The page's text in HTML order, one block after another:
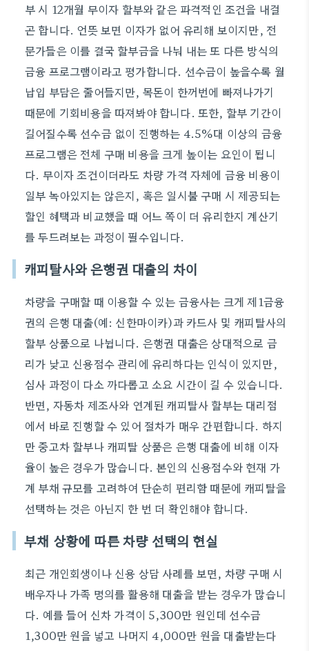
부 시 12개월 무이자 할부와 같은 파격적인 조건을 내걸
곤 합니다. 언뜻 보면 이자가 없어 유리해 보이지만, 전
문가들은 이를 결국 할부금을 나눠 내는 또 다른 방식의
금융 프로그램이라고 평가합니다. 선수금이 높을수록 월
납입 부담은 줄어들지만, 목돈이 한꺼번에 빠져나가기
때문에 기회비용을 따져봐야 합니다. 또한, 할부 기간이
길어질수록 선수금 없이 진행하는 4.5%대 이상의 금융
프로그램은 전체 구매 비용을 크게 높이는 요인이 됩니
다. 무이자 조건이더라도 차량 가격 자체에 금융 비용이
일부 녹아있지는 않은지, 혹은 일시불 구매 시 제공되는
할인 혜택과 비교했을 때 어느 쪽이 더 유리한지 계산기
를 두드려보는 과정이 필수입니다.
캐피탈사와 은행권 대출의 차이
차량을 구매할 때 이용할 수 있는 금융사는 크게 제1금융
권의 은행 대출(예: 신한마이카)과 카드사 및 캐피탈사의
할부 상품으로 나뉩니다. 은행권 대출은 상대적으로 금
리가 낮고 신용점수 관리에 유리하다는 인식이 있지만,
심사 과정이 다소 까다롭고 소요 시간이 길 수 있습니다.
반면, 자동차 제조사와 연계된 캐피탈사 할부는 대리점
에서 바로 진행할 수 있어 절차가 매우 간편합니다. 하지
만 중고차 할부나 캐피탈 상품은 은행 대출에 비해 이자
율이 높은 경우가 많습니다. 본인의 신용점수와 현재 가
계 부채 규모를 고려하여 단순히 편리함 때문에 캐피탈을
선택하는 것은 아닌지 한 번 더 확인해야 합니다.
부채 상황에 따른 차량 선택의 현실
최근 개인회생이나 신용 상담 사례를 보면, 차량 구매 시
배우자나 가족 명의를 활용해 대출을 받는 경우가 많습니
다. 예를 들어 신차 가격이 5,300만 원인데 선수금
1,300만 원을 넣고 나머지 4,000만 원을 대출받는다